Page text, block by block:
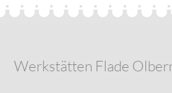
Werkstätten Flade